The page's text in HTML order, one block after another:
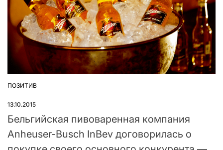
ОПУБЛІКУВАТИ
ПОЗИТИВ
13.10.2015
Бельгийская пивоваренная компания
Anheuser-Busch InBev договорилась о